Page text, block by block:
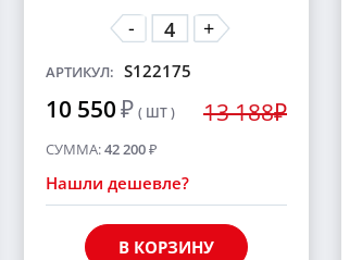
-
+
АРТИКУЛ: S122175
10 550₽ ( ШТ ) 13 188₽
СУММА:42 200₽
Нашли дешевле?
В КОРЗИНУ